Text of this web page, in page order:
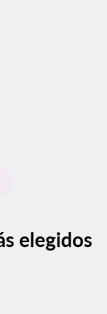
elegidos